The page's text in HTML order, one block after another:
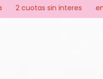
2 cuotas sin interes